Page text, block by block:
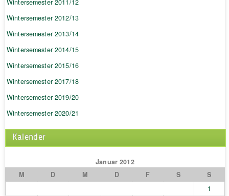
Wintersemester 2011/12
Wintersemester 2012/13
Wintersemester 2013/14
Wintersemester 2014/15
Wintersemester 2015/16
Wintersemester 2017/18
Wintersemester 2019/20
Wintersemester 2020/21
Kalender
Januar 2012
M
D M D F S
S
1